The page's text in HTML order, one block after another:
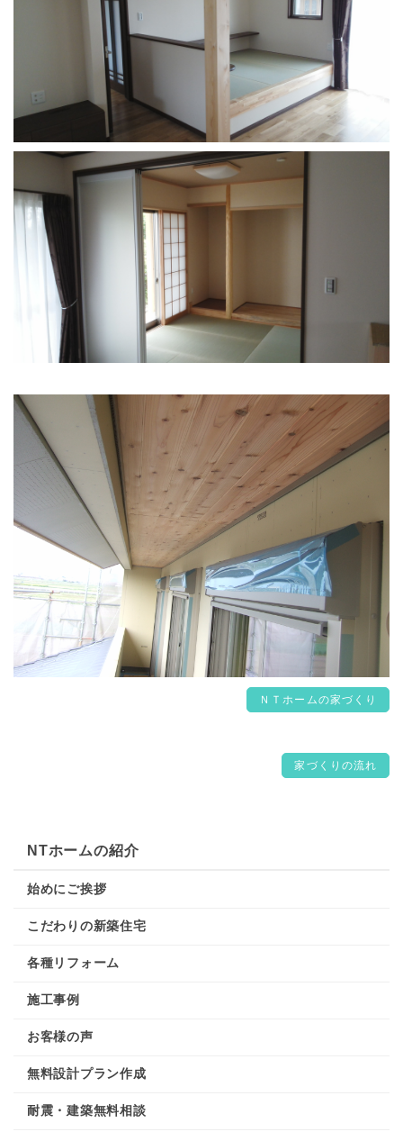
ＮＴホームの家づくり
家づくりの流れ
NTホームの紹介
始めにご挨拶
こだわりの新築住宅
各種リフォーム
施工事例
お客様の声
無料設計プラン作成
耐震・建築無料相談